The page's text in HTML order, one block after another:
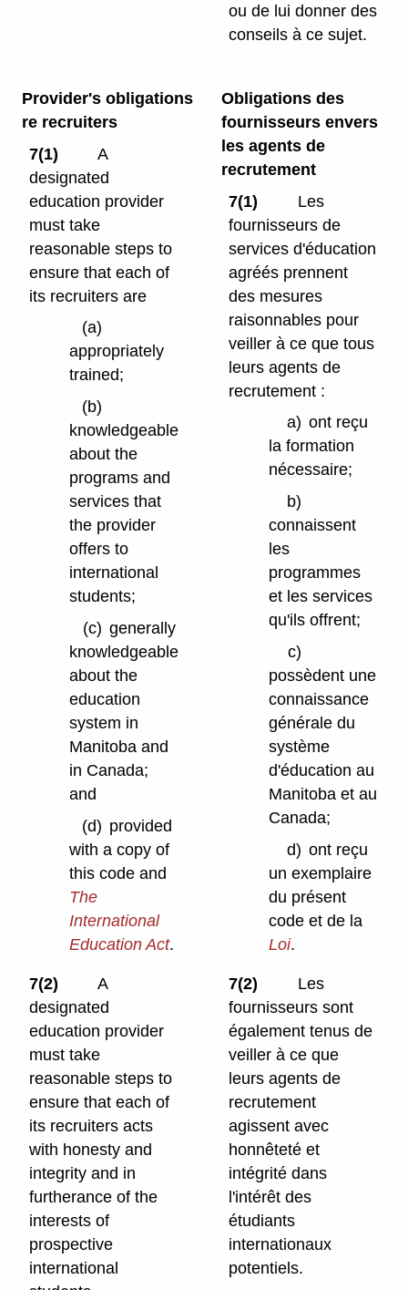
ou de lui donner des
conseils à ce sujet.
Provider's obligations
re recruiters
7(1)
A
designated
education provider
must take
reasonable steps to
ensure that each of
its recruiters are
(a)
appropriately
trained;
(b)
knowledgeable
about the
programs and
services that
the provider
offers to
international
students;
(c) generally
knowledgeable
about the
education
system in
Manitoba and
in Canada;
and
(d) provided
with a copy of
this code and
The
International
Education Act.
Obligations des
fournisseurs envers
les agents de
recrutement
7(1)
Les
fournisseurs de
services d'éducation
agréés prennent
des mesures
raisonnables pour
veiller à ce que tous
leurs agents de
recrutement :
a) ont reçu
la formation
nécessaire;
b)
connaissent
les
programmes
et les services
qu'ils offrent;
c)
possèdent une
connaissance
générale du
système
d'éducation au
Manitoba et au
Canada;
d) ont reçu
un exemplaire
du présent
code et de la
Loi.
7(2)
A
designated
education provider
must take
reasonable steps to
ensure that each of
its recruiters acts
with honesty and
integrity and in
furtherance of the
interests of
prospective
international
7(2)
Les
fournisseurs sont
également tenus de
veiller à ce que
leurs agents de
recrutement
agissent avec
honnêteté et
intégrité dans
l'intérêt des
étudiants
internationaux
potentiels.